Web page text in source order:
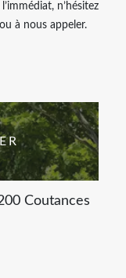
n’hésitez
à nous appeler.
Coutances